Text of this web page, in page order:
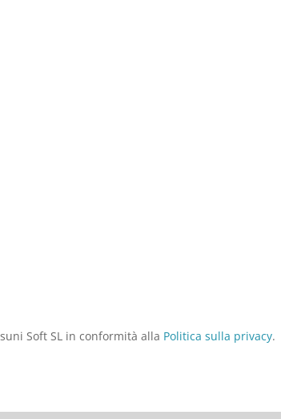
Soft SL in conformità alla Politica sulla privacy.